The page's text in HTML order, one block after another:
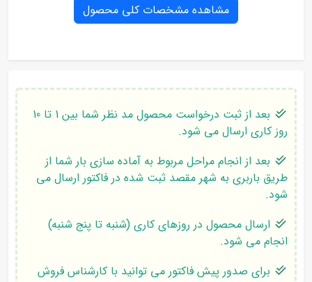
مشاهده مشخصات کلی محصول
بعد از ثبت درخواست محصول مد نظر شما بین 1 تا 10
روز کاری ارسال می شود.
بعد از انجام مراحل مربوط به آماده سازی بار شما از
طریق باربری به شهر مقصد ثبت شده در فاکتور ارسال می
شود.
ارسال محصول در روزهای کاری (شنبه تا پنج شنبه)
انجام می شود.
برای صدور پیش فاکتور می توانید با کارشناس فروش